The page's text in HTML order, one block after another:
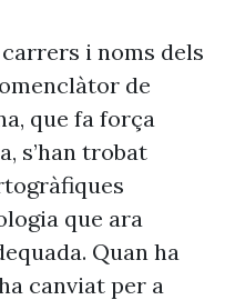
i noms dels
de
que fa força
s’han trobat
que ara
Quan ha
canviat per a